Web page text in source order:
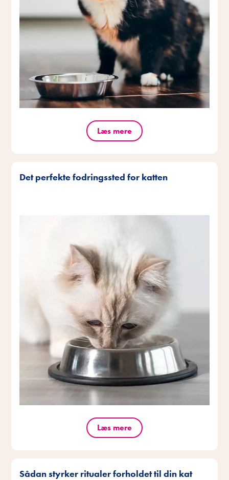
Læs mere
Det perfekte fodringssted for katten
Læs mere
Sådan styrker ritualer forholdet til din kat